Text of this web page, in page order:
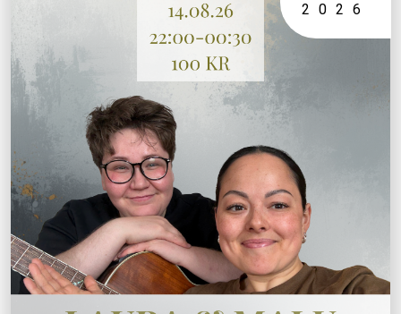
2026